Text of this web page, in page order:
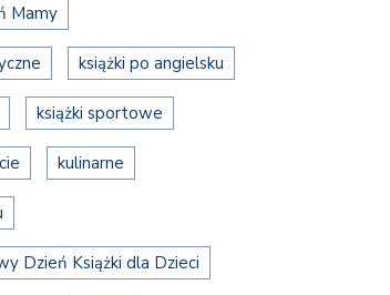
Mamy
książki po angielsku
książki sportowe
kulinarne
Dzień Książki dla Dzieci